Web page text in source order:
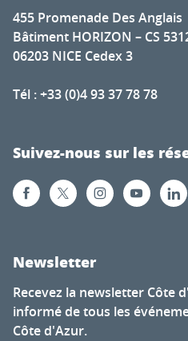
455 Promenade Des Anglais
Bâtiment HORIZON – CS
06203 NICE Cedex 3
Tél : +33 (0)4 93 37 78 78
Suivez-nous sur les
Newsletter
Recevez la newsletter Côte
informé de tous les
Côte d'Azur.